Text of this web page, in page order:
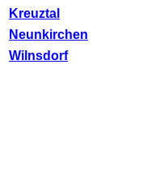
Kreuztal
Neunkirchen
Wilnsdorf